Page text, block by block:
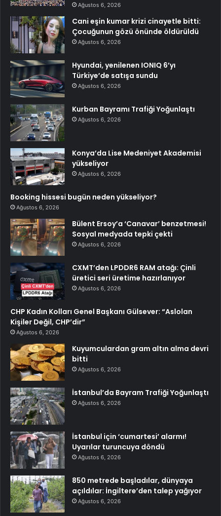
Ağustos 6, 2026
Cani eşin kumar krizi cinayetle bitti:
Çocuğunun gözü önünde öldürüldü
Ağustos 6, 2026
Hyundai, yenilenen IONIQ 6’yı
Türkiye’de satışa sundu
Ağustos 6, 2026
Kurban Bayramı Trafiği Yoğunlaştı
Ağustos 6, 2026
Konya’da Lise Medeniyet Akademisi
yükseliyor
Ağustos 6, 2026
Booking hissesi bugün neden yükseliyor?
Ağustos 6, 2026
Bülent Ersoy’a ‘Canavar’ benzetmesi!
Sosyal medyada tepki çekti
Ağustos 6, 2026
CXMT’den LPDDR6 RAM atağı: Çinli
üretici seri üretime hazırlanıyor
Ağustos 6, 2026
CHP Kadın Kolları Genel Başkanı Gülsever: “Aslolan
Kişiler Değil, CHP’dir”
Ağustos 6, 2026
Kuyumculardan gram altın alma devri
bitti
Ağustos 6, 2026
İstanbul’da Bayram Trafiği Yoğunlaştı
Ağustos 6, 2026
İstanbul için ‘cumartesi’ alarmı!
Uyarılar turuncuya döndü
Ağustos 6, 2026
850 metrede başladılar, dünyaya
açıldılar: İngiltere’den talep yağıyor
Ağustos 6, 2026